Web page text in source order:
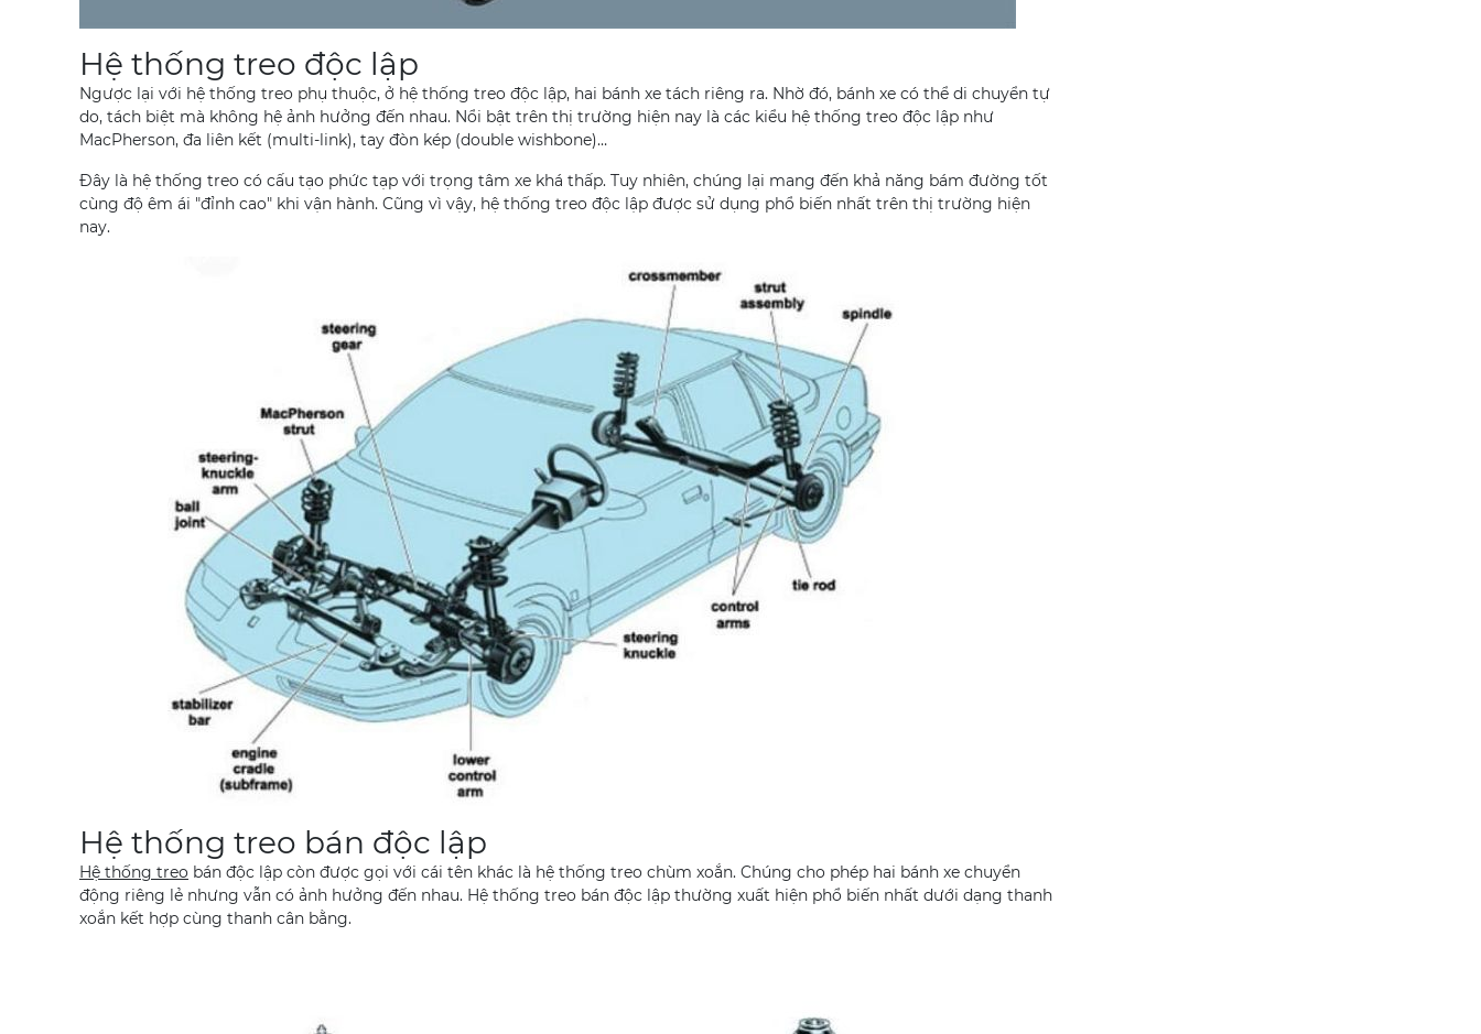
Hệ thống treo độc lập
Ngược lại với hệ thống treo phụ thuộc, ở hệ thống treo độc lập, hai bánh xe tách riêng ra. Nhờ đó, bánh xe có thể di chuyển tự
do, tách biệt mà không hệ ảnh hưởng đến nhau. Nổi bật trên thị trường hiện nay là các kiểu hệ thống treo độc lập như
MacPherson, đa liên kết (multi-link), tay đòn kép (double wishbone)…
Đây là hệ thống treo có cấu tạo phức tạp với trọng tâm xe khá thấp. Tuy nhiên, chúng lại mang đến khả năng bám đường tốt
cùng độ êm ái "đỉnh cao" khi vận hành. Cũng vì vậy, hệ thống treo độc lập được sử dụng phổ biến nhất trên thị trường hiện
nay.
Hệ thống treo bán độc lập
Hệ thống treo bán độc lập còn được gọi với cái tên khác là hệ thống treo chùm xoắn. Chúng cho phép hai bánh xe chuyển
động riêng lẻ nhưng vẫn có ảnh hưởng đến nhau. Hệ thống treo bán độc lập thường xuất hiện phổ biến nhất dưới dạng thanh
xoắn kết hợp cùng thanh cân bằng.